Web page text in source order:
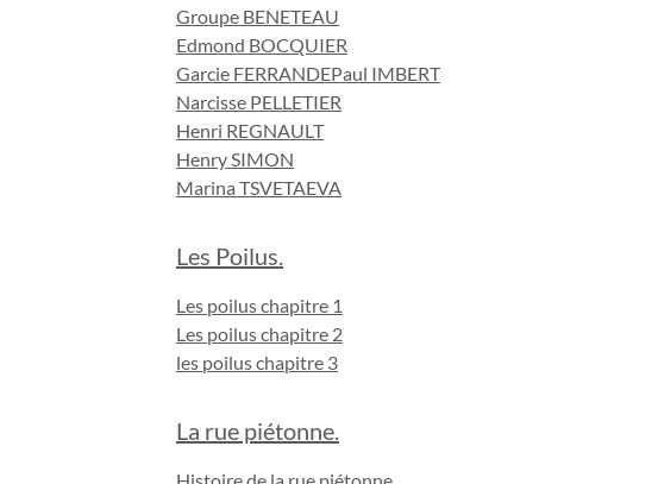
Groupe BENETEAU
Edmond BOCQUIER
Garcie FERRANDEPaul IMBERT
Narcisse PELLETIER
Henri REGNAULT
Henry SIMON
Marina TSVETAEVA
Les Poilus.
Les poilus chapitre 1
Les poilus chapitre 2
les poilus chapitre 3
La rue piétonne.